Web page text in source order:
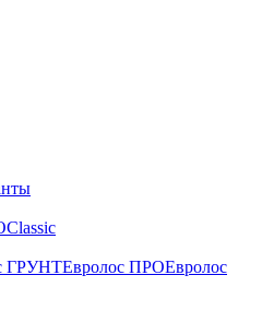
Classic
ГРУНТЕвролос ПРОЕвролос